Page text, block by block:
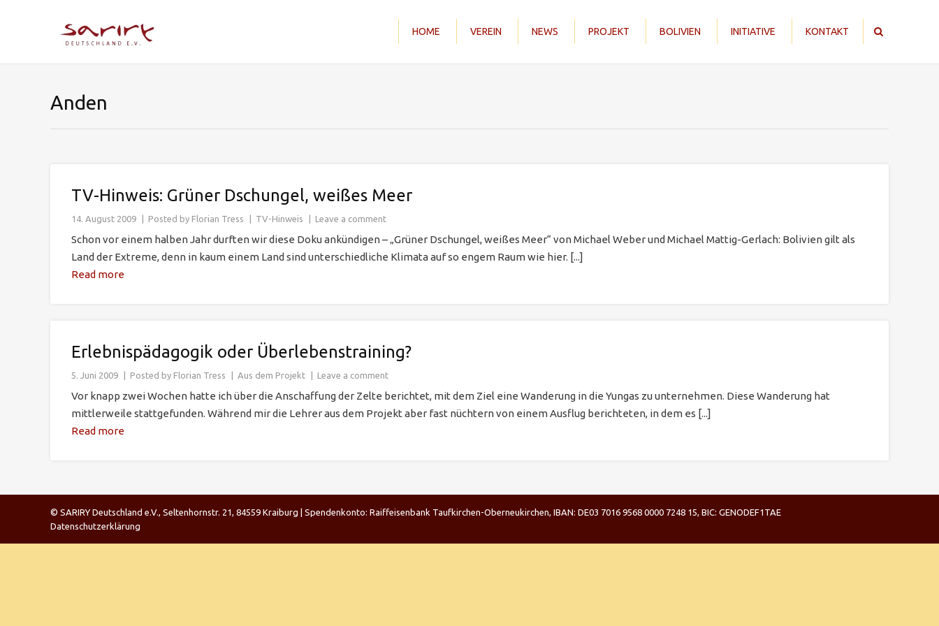
HOME VEREIN NEWS PROJEKT BOLIVIEN INITIATIVE KONTAKT
Anden
TV-Hinweis: Grüner Dschungel, weißes Meer
14. August 2009 Posted by Florian Tress TV-Hinweis Leave a comment
Schon vor einem halben Jahr durften wir diese Doku ankündigen – „Grüner Dschungel, weißes Meer“ von Michael Weber und Michael Mattig-Gerlach: Bolivien gilt als
Land der Extreme, denn in kaum einem Land sind unterschiedliche Klimata auf so engem Raum wie hier. [...]
Read more
Erlebnispädagogik oder Überlebenstraining?
5. Juni 2009 Posted by Florian Tress Aus dem Projekt Leave a comment
Vor knapp zwei Wochen hatte ich über die Anschaffung der Zelte berichtet, mit dem Ziel eine Wanderung in die Yungas zu unternehmen. Diese Wanderung hat
mittlerweile stattgefunden. Während mir die Lehrer aus dem Projekt aber fast nüchtern von einem Ausflug berichteten, in dem es [...]
Read more
© SARIRY Deutschland e.V., Seltenhornstr. 21, 84559 Kraiburg | Spendenkonto: Raiffeisenbank Taufkirchen-Oberneukirchen, IBAN: DE03 7016 9568 0000 7248 15, BIC: GENODEF1TAE
Datenschutzerklärung